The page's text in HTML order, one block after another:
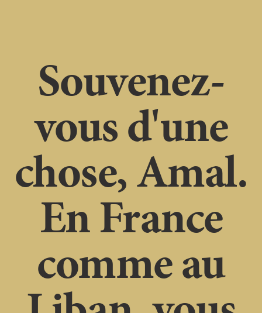
Souvenez-
vous d'une
chose, Amal.
En France
comme au